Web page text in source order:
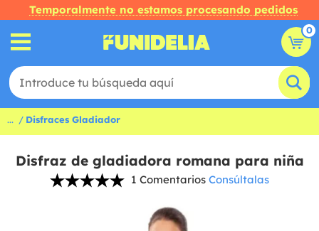
Temporalmente no estamos procesando pedidos
0
... Disfraces Gladiador
Disfraz de gladiadora romana para niña
1 Comentarios Consúltalas